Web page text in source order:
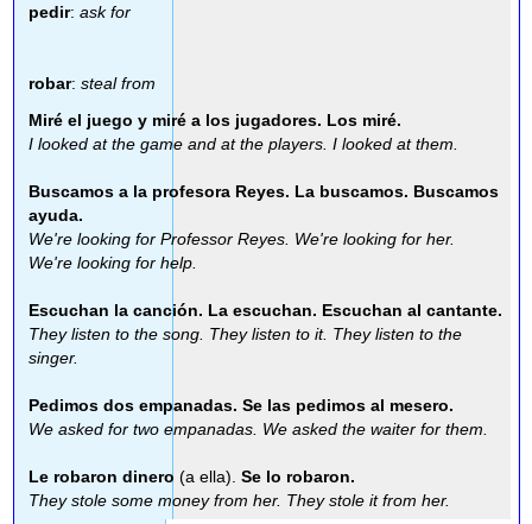
pedir:ask for
robar:steal from
Miré el juego y miré a los jugadores. Los miré.
I looked at the game and at the players. I looked at them.
Buscamos a la profesora Reyes. La buscamos. Buscamos
ayuda.
We're looking for Professor Reyes. We're looking for her.
We're looking for help.
Escuchan la canción. La escuchan. Escuchan al cantante.
They listen to the song. They listen to it. They listen to the
singer.
Pedimos dos empanadas. Se las pedimos al mesero.
We asked for two empanadas. We asked the waiter for them.
Le robaron dinero (a ella).Se lo robaron.
They stole some money from her. They stole it from her.